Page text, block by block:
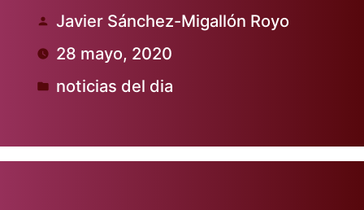
Publicado
por
Javier Sánchez-Migallón Royo
28 mayo, 2020
Publicado
noticias del dia